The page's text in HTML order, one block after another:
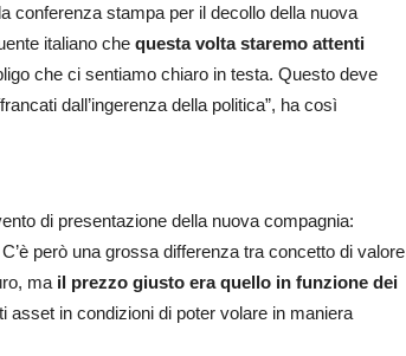
conferenza stampa per il decollo della nuova
italiano che questa volta staremo attenti
che ci sentiamo chiaro in testa. Questo deve
dall’ingerenza della politica”, ha così
di presentazione della nuova compagnia:
però una grossa differenza tra concetto di valore
ma il prezzo giusto era quello in funzione dei
asset in condizioni di poter volare in maniera